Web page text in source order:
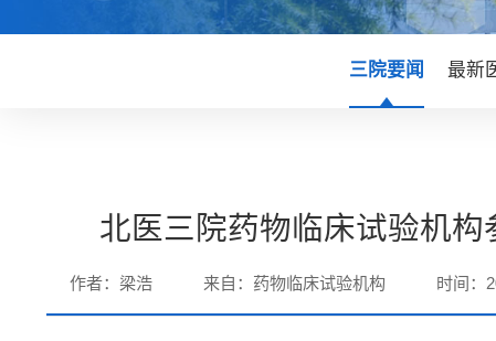
三院要闻 最新
北医三院药物临床试验机
作者：梁浩 来自：药物临床试验机构 时间：